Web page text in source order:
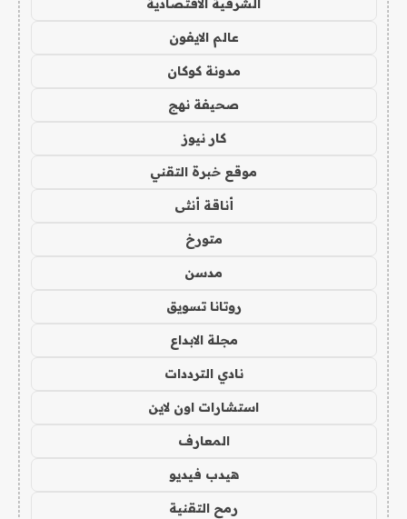
عالم الايفون
مدونة كوكان
صحيفة نهج
كار نيوز
موقع خبرة التقني
أناقة أنثى
متورخ
مدسن
روتانا تسويق
مجلة الابداع
نادي الترددات
استشارات اون لاين
المعارف
هيدب فيديو
رمح التقنية